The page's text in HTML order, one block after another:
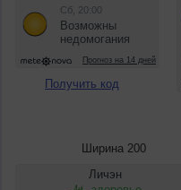
Получить код
Ширина 200